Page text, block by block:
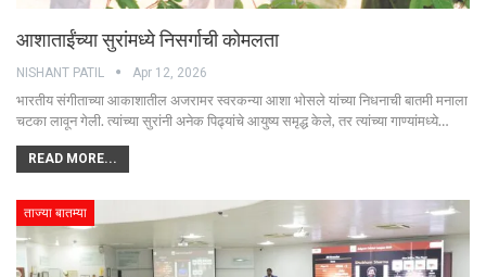
आशाताईंच्या सुरांमध्ये निसर्गाची कोमलता
NISHANT PATIL Apr 12, 2026
भारतीय संगीताच्या आकाशातील अजरामर स्वरकन्या आशा भोसले यांच्या निधनाची बातमी मनाला
चटका लावून गेली. त्यांच्या सुरांनी अनेक पिढ्यांचे आयुष्य समृद्ध केले, तर त्यांच्या गाण्यांमध्ये…
READ MORE...
ताज्या बातम्या